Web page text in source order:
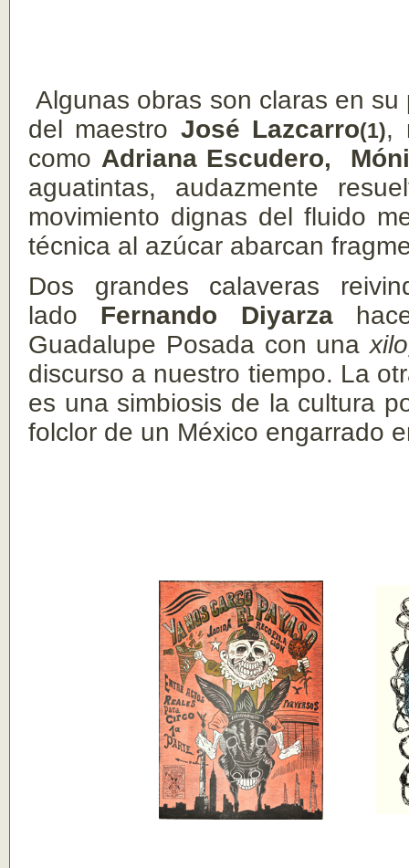
Algunas obras son claras en
del maestro José Lazcarro(1),
como Adriana Escudero,
aguatintas, audazmente
movimiento dignas del fluido
técnica al azúcar abarcan
Dos grandes calaveras
lado Fernando Diyarza
Guadalupe Posada con una
discurso a nuestro tiempo. La
es una simbiosis de la cultura
folclor de un México engarrado